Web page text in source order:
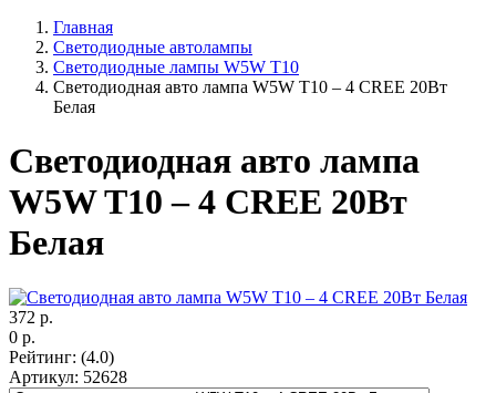
Главная
Светодиодные автолампы
Светодиодные лампы W5W T10
Светодиодная авто лампа W5W T10 – 4 CREE 20Вт
Белая
Светодиодная авто лампа
W5W T10 – 4 CREE 20Вт
Белая
372 р.
0 р.
Рейтинг: (4.0)
Артикул: 52628